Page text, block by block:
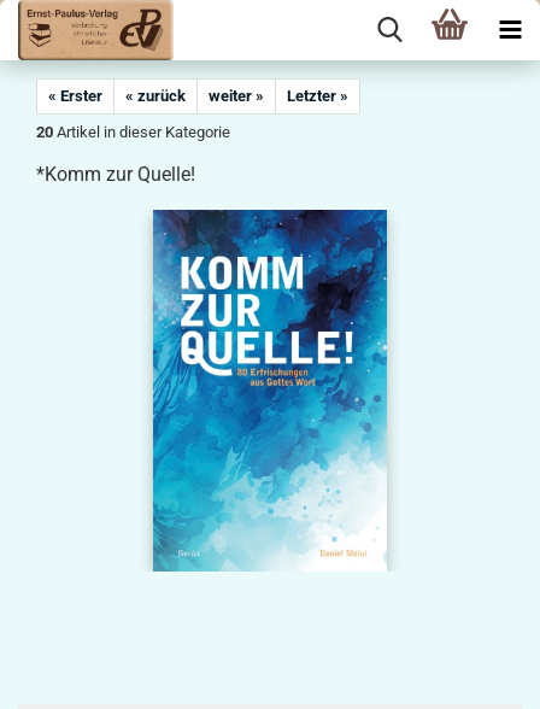
« Erster « zurück weiter »
Letzter »
20 Artikel in dieser Kategorie
*Komm zur Quelle!